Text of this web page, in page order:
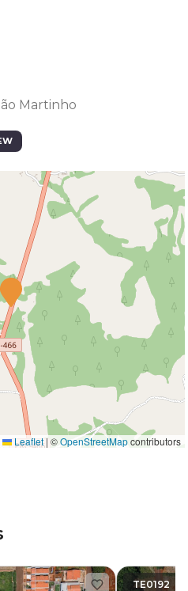
Martinho
Leaflet | ©OpenStreetMapcontributors
TE0192